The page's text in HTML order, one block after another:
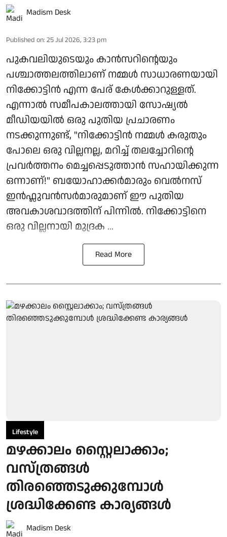
Madism Desk
Published on: 25 Jul 2026, 3:23 pm
പുകവലിയുടെയും കാൻസറിന്റെയും
പശ്ചാത്തലത്തിലാണ് നമ്മൾ സാധാരണയായി
നിക്കോട്ടിൻ എന്ന പേര് കേൾക്കാറുള്ളത്.
എന്നാൽ സമീപകാലത്തായി സോഷ്യൽ
മീഡിയയിൽ ഒരു പുതിയ പ്രചാരണം
നടക്കുന്നുണ്ട്, "നിക്കോട്ടിൻ നമ്മൾ കരുതും
പോലെ ഒരു വില്ലനല്ല, മറിച്ച് തലച്ചോറിന്റെ
പ്രവർത്തനം മെച്ചപ്പെടുത്താൻ സഹായിക്കുന്ന
ഒന്നാണ്!" ബയോഹാക്കർമാരും വെൽനസ്
ഇൻഫ്ലുവൻസർമാരുമാണ് ഈ പുതിയ
അവകാശവാദത്തിന് പിന്നിൽ. നിക്കോട്ടിനെ
ഒരു വില്ലനായി മുദ്രക ...
Read More
Lifestyle
മഴക്കാലം സ്റ്റൈലാക്കാം;
വസ്ത്രങ്ങൾ
തിരഞ്ഞെടുക്കുമ്പോൾ
ശ്രദ്ധിക്കേണ്ട കാര്യങ്ങൾ
Madism Desk